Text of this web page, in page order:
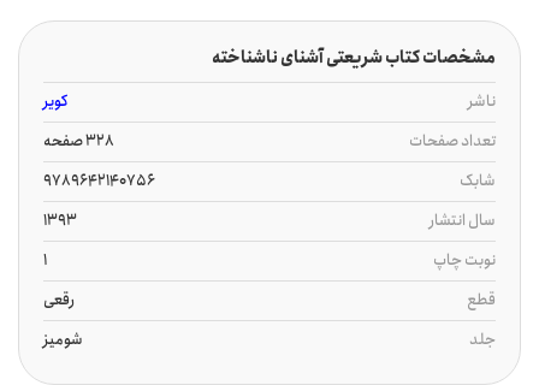
مشخصات کتاب شریعتی آشنای ناشناخته
ناشر
کویر
تعداد صفحات
328 صفحه
شابک
9789642140756
سال انتشار
1393
نوبت چاپ
1
قطع
رقعی
جلد
شومیز